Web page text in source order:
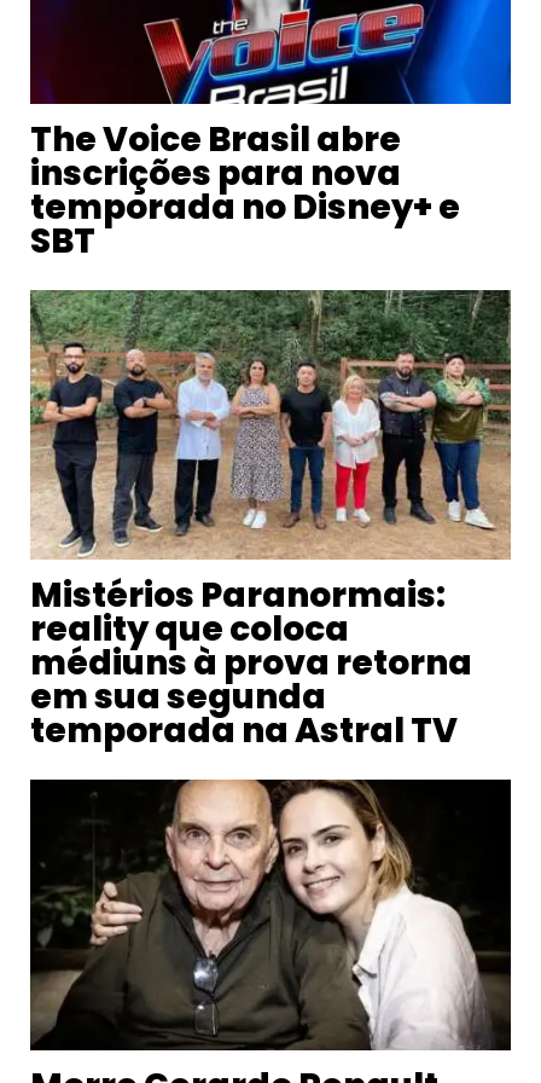
The Voice Brasil abre
inscrições para nova
temporada no Disney+ e
SBT
Mistérios Paranormais:
reality que coloca
médiuns à prova retorna
em sua segunda
temporada na Astral TV